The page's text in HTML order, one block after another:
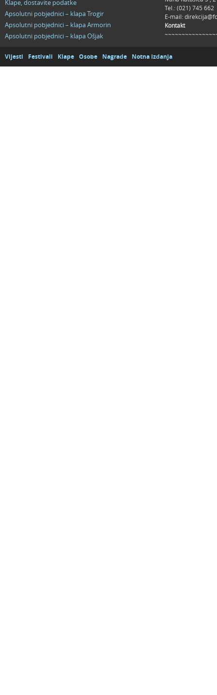
Klape, dostavite podatke
Apsolutni pobjednici – klapa Trogir
Apsolutni pobjednici – klapa Armorin
Apsolutni pobjednici – klapa Ošjak
Tel.: (021) 745 662
E-mail:
Kontakt
Vijesti Festivali Klape Osobe Nagrade Notna izdanja